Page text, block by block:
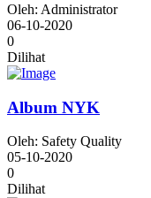
Oleh: Administrator
06-10-2020
0
Dilihat
Album NYK
Oleh: Safety Quality
05-10-2020
0
Dilihat